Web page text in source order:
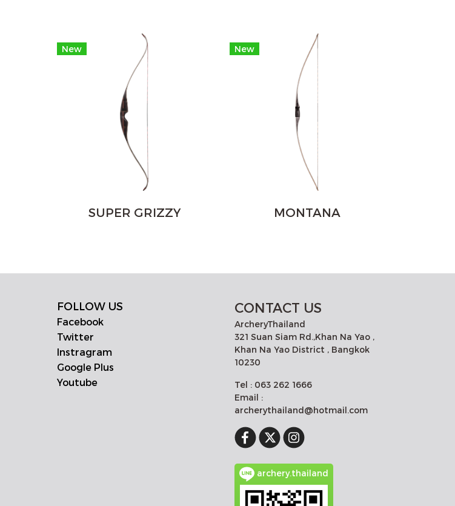
New
SUPER GRIZZY
New
MONTANA
FOLLOW US
Facebook
Twitter
Instragram
Google Plus
Youtube
CONTACT US
ArcheryThailand
321 Suan Siam Rd.,Khan Na Yao ,
Khan Na Yao District , Bangkok
10230
Tel : 063 262 1666
Email :
archerythailand@hotmail.com
archery.thailand